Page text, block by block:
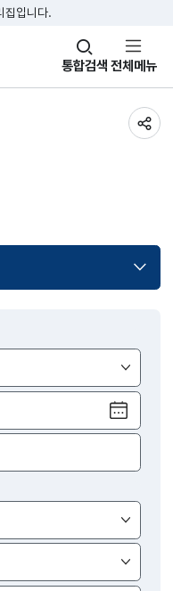
집입니다.
통합검색
창
열기 전체메뉴
달력
열기